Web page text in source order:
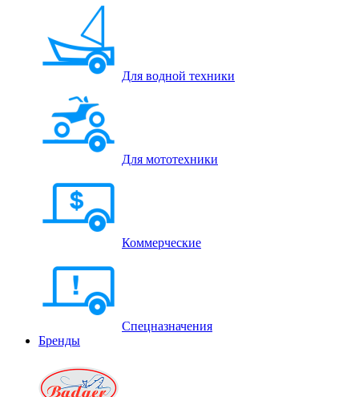
Для водной техники
Для мототехники
Коммерческие
Спецназначения
Бренды